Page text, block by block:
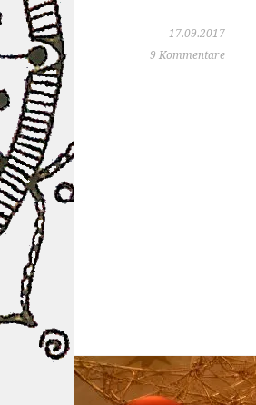
17.09.2017
9 Kommentare